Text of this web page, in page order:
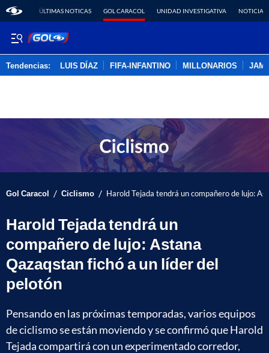
ÚLTIMAS NOTICAS GOL CARACOL UNIDAD INVESTIGATIVA NOTICIAS
Tendencias: LUIS DÍAZ FIFA-INFANTINO MILLONARIOS
Gol Caracol / Ciclismo / Harold Tejada tendrá un compañero de lujo:
Harold Tejada tendrá un
compañero de lujo: Astana
Qazaqstan fichó a un líder del
pelotón
Pensando en las próximas temporadas, varios equipos
de ciclismo se están moviendo y se confirmó que Harold
Tejada compartirá con un experimentado corredor,